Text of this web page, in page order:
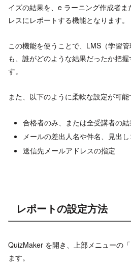
イズの結果を、e ラーニング作成者
レスにレポートする機能となります。
この機能を使うことで、LMS（学習
も、誰がどのような結果だったか把
す。
また、以下のように柔軟な設定が可能
合格者のみ、または全受講者の結
メールの差出人名や件名、見出
送信先メールアドレスの指定
レポートの設定方法
QuizMaker を開き、上部メニューの
ます。